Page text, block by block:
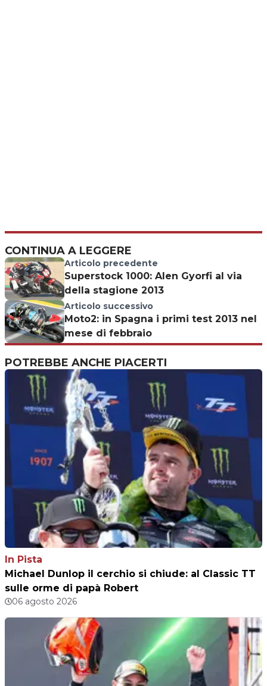
CONTINUA A LEGGERE
Articolo precedente
Superstock 1000: Alen Gyorfi al via
della stagione 2013
Articolo successivo
Moto2: in Spagna i primi test 2013 nel
mese di febbraio
POTREBBE ANCHE PIACERTI
In Pista
Michael Dunlop il cerchio si chiude: al Classic TT
sulle orme di papà Robert
06 agosto 2026